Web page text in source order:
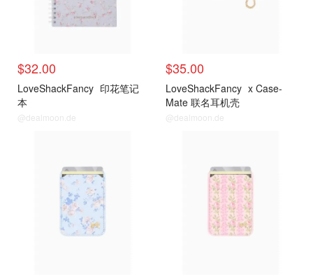
$32.00
LoveShackFancy 印花笔记
本
@dealmoon.de
$35.00
LoveShackFancy x Case-
Mate 联名耳机壳
@dealmoon.de